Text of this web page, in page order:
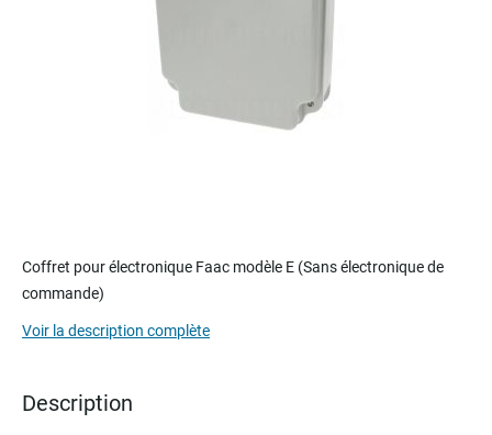
to
of
gallery
Coffret pour électronique Faac modèle E (Sans électronique de
commande)
Voir la description complète
Description